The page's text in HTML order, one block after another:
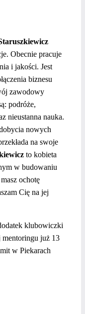
Obecnie pracuje
i jakości. Jest
biznesu
zawodowy
podróże,
nieustanna nauka.
nowych
na swoje
to kobieta
w budowaniu
ochotę
Cię na jej
klubowiczki
mentoringu już 13
w Piekarach